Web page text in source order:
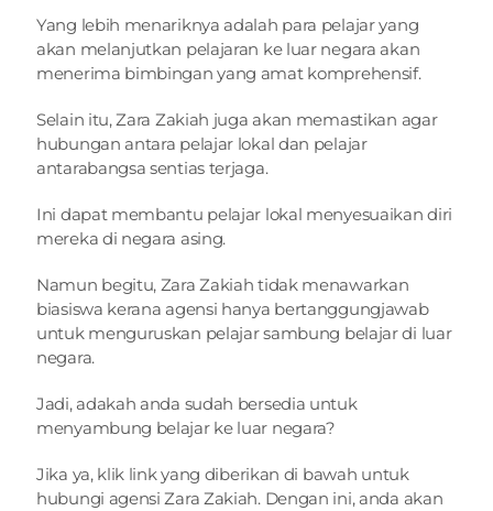
Yang lebih menariknya adalah para pelajar yang
akan melanjutkan pelajaran ke luar negara akan
menerima bimbingan yang amat komprehensif.
Selain itu, Zara Zakiah juga akan memastikan agar
hubungan antara pelajar lokal dan pelajar
antarabangsa sentias terjaga.
Ini dapat membantu pelajar lokal menyesuaikan diri
mereka di negara asing.
Namun begitu, Zara Zakiah tidak menawarkan
biasiswa kerana agensi hanya bertanggungjawab
untuk menguruskan pelajar sambung belajar di luar
negara.
Jadi, adakah anda sudah bersedia untuk
menyambung belajar ke luar negara?
Jika ya, klik link yang diberikan di bawah untuk
hubungi agensi Zara Zakiah. Dengan ini, anda akan